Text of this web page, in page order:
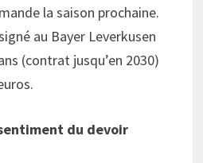
la saison prochaine.
au Bayer Leverkusen
(contrat jusqu’en 2030)
du devoir